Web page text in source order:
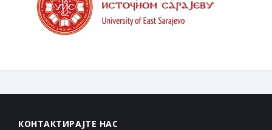
КОНТАКТИРАЈТЕ НАС